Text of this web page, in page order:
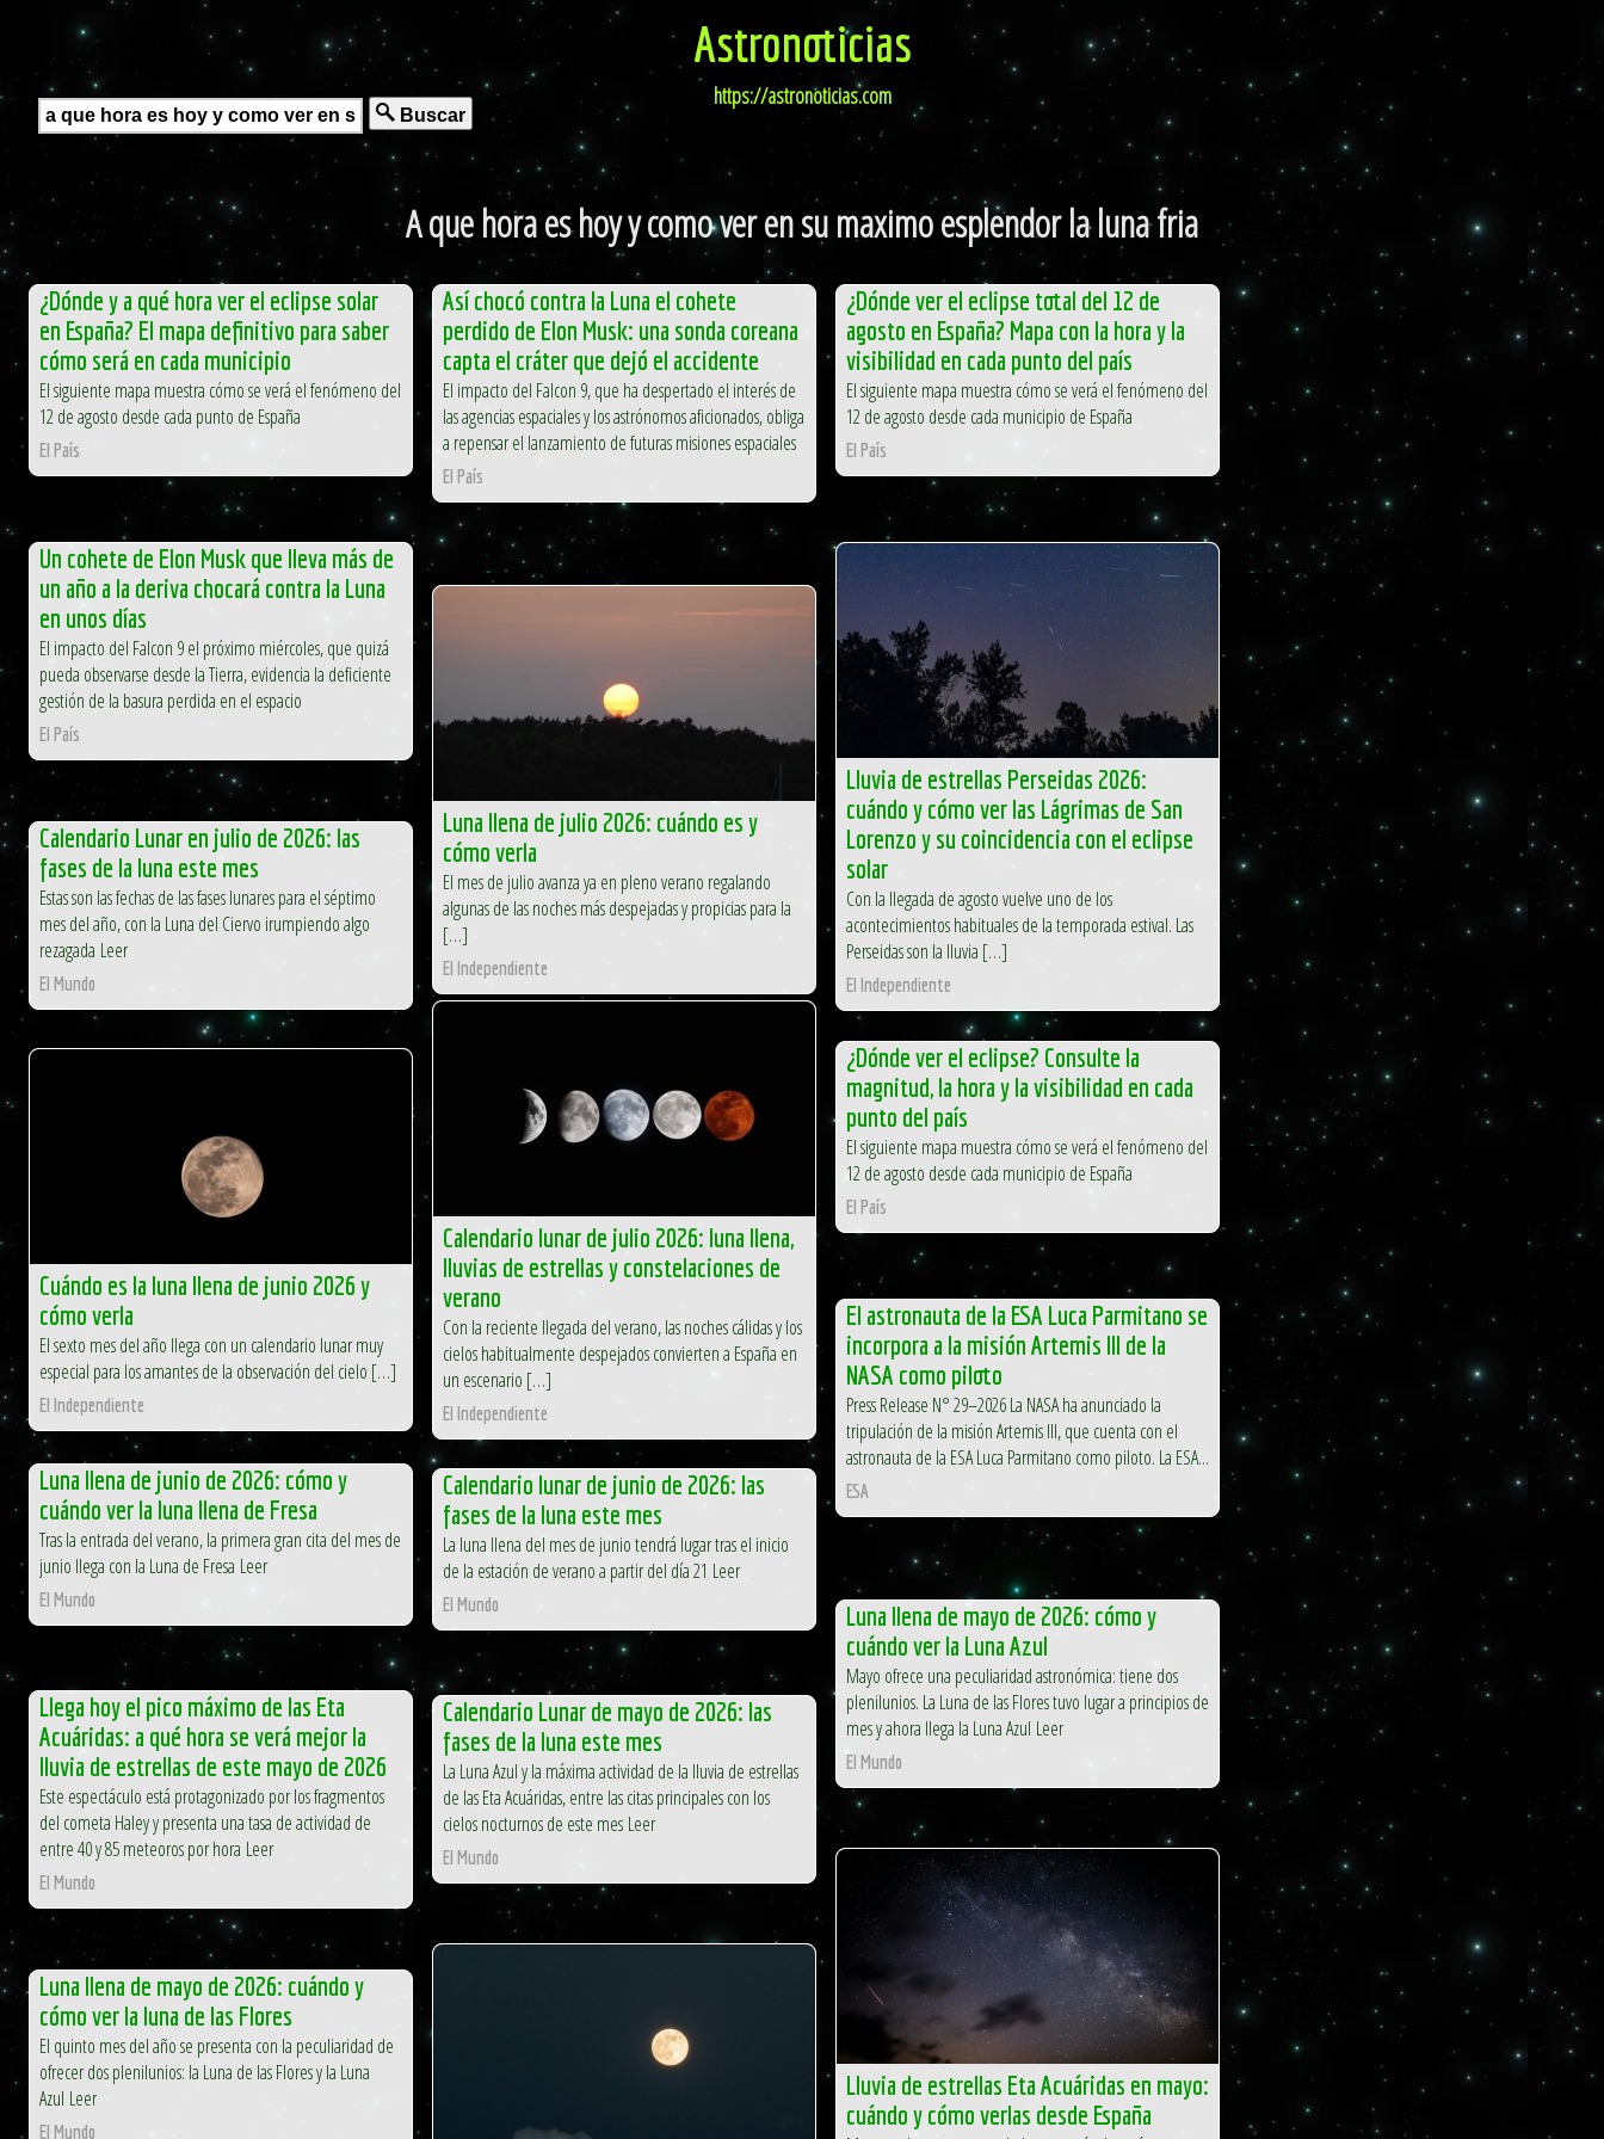
Astronoticias
https://astronoticias.com
Buscar
A que hora es hoy y como ver en su maximo esplendor la luna fria
¿Dónde y a qué hora ver el eclipse solar
en España? El mapa definitivo para saber
cómo será en cada municipio
El siguiente mapa muestra cómo se verá el fenómeno del
12 de agosto desde cada punto de España
El País
Así chocó contra la Luna el cohete
perdido de Elon Musk: una sonda coreana
capta el cráter que dejó el accidente
El impacto del Falcon 9, que ha despertado el interés de
las agencias espaciales y los astrónomos aficionados, obliga
a repensar el lanzamiento de futuras misiones espaciales
El País
¿Dónde ver el eclipse total del 12 de
agosto en España? Mapa con la hora y la
visibilidad en cada punto del país
El siguiente mapa muestra cómo se verá el fenómeno del
12 de agosto desde cada municipio de España
El País
Un cohete de Elon Musk que lleva más de
un año a la deriva chocará contra la Luna
en unos días
El impacto del Falcon 9 el próximo miércoles, que quizá
pueda observarse desde la Tierra, evidencia la deficiente
gestión de la basura perdida en el espacio
El País
Lluvia de estrellas Perseidas 2026:
cuándo y cómo ver las Lágrimas de San
Lorenzo y su coincidencia con el eclipse
solar
Con la llegada de agosto vuelve uno de los
acontecimientos habituales de la temporada estival. Las
Perseidas son la lluvia […]
El Independiente
Luna llena de julio 2026: cuándo es y
cómo verla
El mes de julio avanza ya en pleno verano regalando
algunas de las noches más despejadas y propicias para la
[…]
El Independiente
Calendario Lunar en julio de 2026: las
fases de la luna este mes
Estas son las fechas de las fases lunares para el séptimo
mes del año, con la Luna del Ciervo irumpiendo algo
rezagada Leer
El Mundo
Calendario lunar de julio 2026: luna llena,
lluvias de estrellas y constelaciones de
verano
Con la reciente llegada del verano, las noches cálidas y los
cielos habitualmente despejados convierten a España en
un escenario […]
El Independiente
¿Dónde ver el eclipse? Consulte la
magnitud, la hora y la visibilidad en cada
punto del país
El siguiente mapa muestra cómo se verá el fenómeno del
12 de agosto desde cada municipio de España
El País
Cuándo es la luna llena de junio 2026 y
cómo verla
El sexto mes del año llega con un calendario lunar muy
especial para los amantes de la observación del cielo […]
El Independiente
El astronauta de la ESA Luca Parmitano se
incorpora a la misión Artemis III de la
NASA como piloto
Press Release N° 29–2026 La NASA ha anunciado la
tripulación de la misión Artemis III, que cuenta con el
astronauta de la ESA Luca Parmitano como piloto. La ESA...
ESA
Luna llena de junio de 2026: cómo y
cuándo ver la luna llena de Fresa
Tras la entrada del verano, la primera gran cita del mes de
junio llega con la Luna de Fresa Leer
El Mundo
Calendario lunar de junio de 2026: las
fases de la luna este mes
La luna llena del mes de junio tendrá lugar tras el inicio
de la estación de verano a partir del día 21 Leer
El Mundo
Luna llena de mayo de 2026: cómo y
cuándo ver la Luna Azul
Mayo ofrece una peculiaridad astronómica: tiene dos
plenilunios. La Luna de las Flores tuvo lugar a principios de
mes y ahora llega la Luna Azul Leer
El Mundo
Llega hoy el pico máximo de las Eta
Acuáridas: a qué hora se verá mejor la
lluvia de estrellas de este mayo de 2026
Este espectáculo está protagonizado por los fragmentos
del cometa Haley y presenta una tasa de actividad de
entre 40 y 85 meteoros por hora Leer
El Mundo
Calendario Lunar de mayo de 2026: las
fases de la luna este mes
La Luna Azul y la máxima actividad de la lluvia de estrellas
de las Eta Acuáridas, entre las citas principales con los
cielos nocturnos de este mes Leer
El Mundo
Lluvia de estrellas Eta Acuáridas en mayo:
cuándo y cómo verlas desde España
Luna llena de mayo de 2026: cuándo y
cómo ver la luna de las Flores
El quinto mes del año se presenta con la peculiaridad de
ofrecer dos plenilunios: la Luna de las Flores y la Luna
Azul Leer
El Mundo